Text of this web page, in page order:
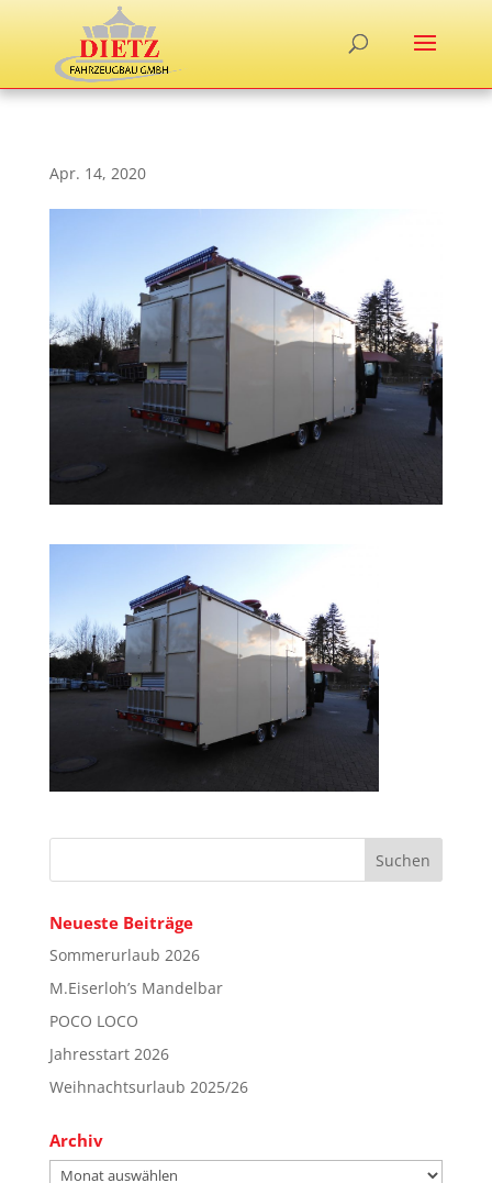
Apr. 14, 2020
Neueste Beiträge
Sommerurlaub 2026
M.Eiserloh’s Mandelbar
POCO LOCO
Jahresstart 2026
Weihnachtsurlaub 2025/26
Archiv
Archiv